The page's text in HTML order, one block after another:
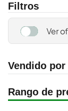
Filtros
Vendido por
jumbo